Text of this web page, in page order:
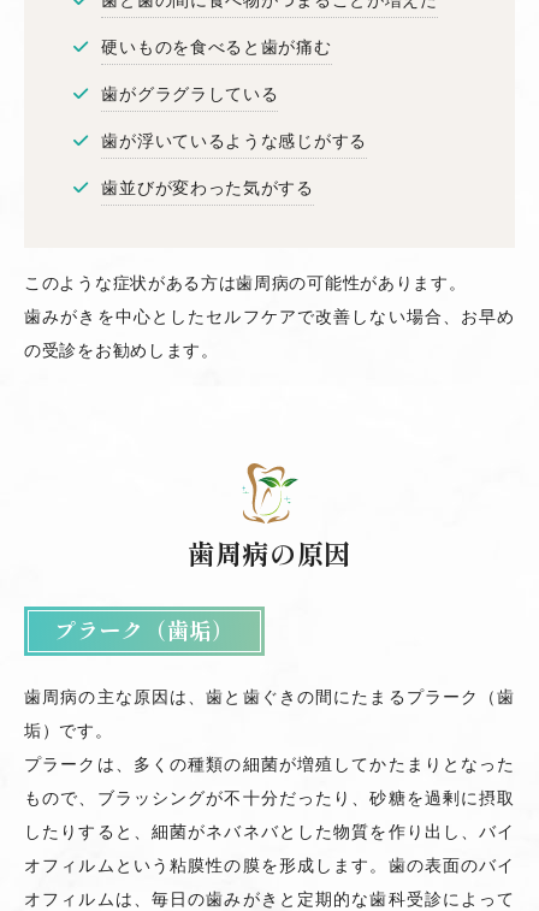
硬いものを食べると歯が痛む
歯がグラグラしている
歯が浮いているような感じがする
歯並びが変わった気がする
このような症状がある方は歯周病の可能性があります。
歯みがきを中心としたセルフケアで改善しない場合、お早め
の受診をお勧めします。
歯周病の原因
プラーク（歯垢）
歯周病の主な原因は、歯と歯ぐきの間にたまるプラーク（歯
垢）です。
プラークは、多くの種類の細菌が増殖してかたまりとなった
もので、ブラッシングが不十分だったり、砂糖を過剰に摂取
したりすると、細菌がネバネバとした物質を作り出し、バイ
オフィルムという粘膜性の膜を形成します。歯の表面のバイ
オフィルムは、毎日の歯みがきと定期的な歯科受診によって